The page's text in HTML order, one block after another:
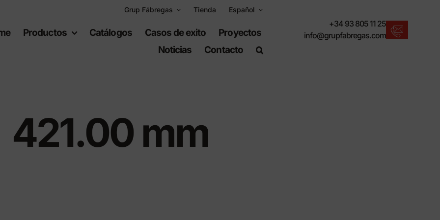
Grup Fábregas Tienda Español
Productos
Espacios
recreativos
Catálogos Casos de exito
Proyectos
Noticias
Contacto
+34 93 805 11 25
info@grupfabregas.com
421.00 mm